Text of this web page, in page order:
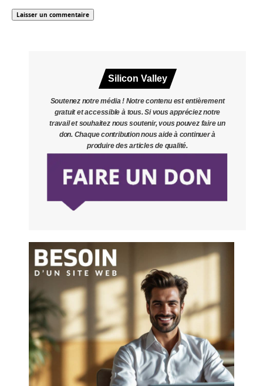
Silicon Valley
Soutenez notre média ! Notre contenu est entièrement
gratuit et accessible à tous. Si vous appréciez notre
travail et souhaitez nous soutenir, vous pouvez faire un
don. Chaque contribution nous aide à continuer à
produire des articles de qualité.